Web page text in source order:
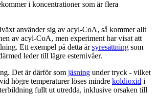
i koncentrationer som är flera
använder sig av acyl-CoA, så kommer allt
av acyl-CoA, men experiment har visat att
Ett exempel på detta ärsyresättning som
leder till lägre esternivåer.
Det är därför som jäsning under tryck - vilket
högre temperaturer löses mindre koldioxid i
fullt ut utredda, inklusive orsaken till